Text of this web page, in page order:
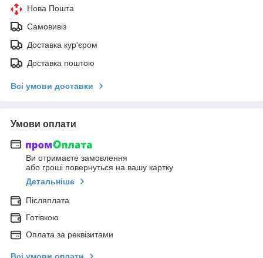
Нова Пошта
Самовивіз
Доставка кур'єром
Доставка поштою
Всі умови доставки
Умови оплати
Ви отримаєте замовлення
або гроші повернуться на вашу картку
Детальніше
Післяплата
Готівкою
Оплата за реквізитами